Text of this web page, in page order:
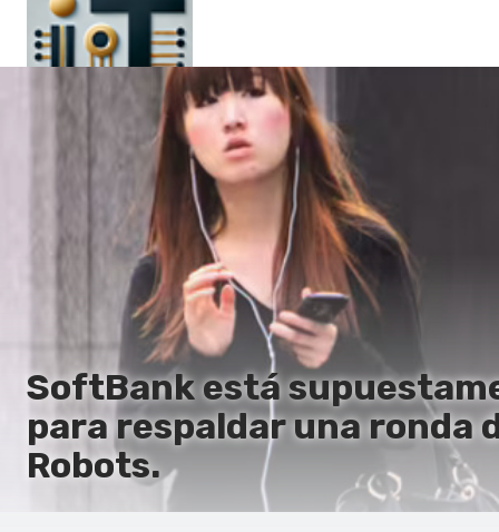
Ru
SoftBank está
para respaldar una ronda
Robots.